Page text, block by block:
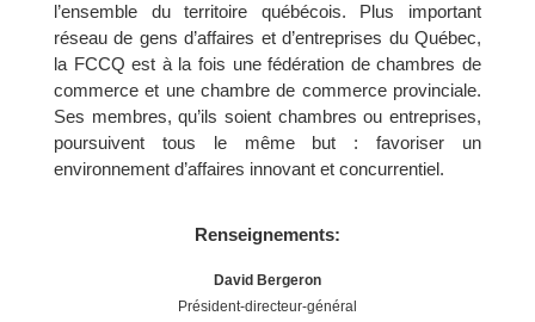
l’ensemble du territoire québécois. Plus important
réseau de gens d’affaires et d’entreprises du Québec,
la FCCQ est à la fois une fédération de chambres de
commerce et une chambre de commerce provinciale.
Ses membres, qu’ils soient chambres ou entreprises,
poursuivent tous le même but : favoriser un
environnement d’affaires innovant et concurrentiel.
Renseignements:
David Bergeron
Président-directeur-général